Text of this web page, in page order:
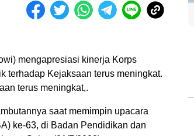
mengapresiasi kinerja Korps
terhadap Kejaksaan terus meningkat.
terus meningkat,.
saat memimpin upacara
ke-63, di Badan Pendidikan dan